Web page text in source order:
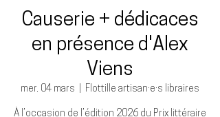
Causerie + dédicaces
en présence d'Alex
Viens
mer. 04 mars Flottille artisan·e·s libraires
À l’occasion de l’édition 2026 du Prix littéraire